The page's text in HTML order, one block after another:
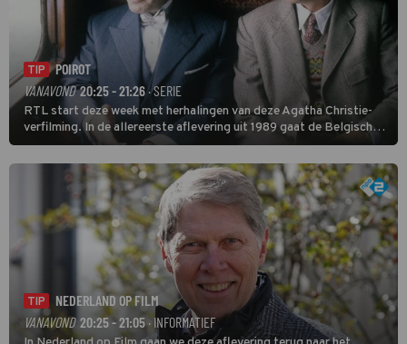
TIP
POIROT
VANAVOND 20:25 - 21:26 · SERIE
RTL start deze week met herhalingen van deze Agatha Christie-
verfilming. In de allereerste aflevering uit 1989 gaat de Belgische
speurder op zoek naar een vermiste kok. Poirot raakt al snel
verwikkeld in een moordzaak. (HH)
TIP
NEDERLAND OP FILM
VANAVOND 20:25 - 21:05· INFORMATIEF